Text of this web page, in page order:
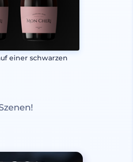
einer schwarzen